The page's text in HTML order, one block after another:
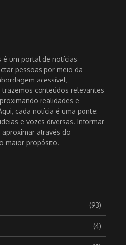
é um portal de notícias
pessoas por meio da
acessível,
trazemos conteúdos relevantes
realidades e
cada notícia é uma ponte:
e vozes diversas. Informar
através do
maior propósito.
(93)
(4)